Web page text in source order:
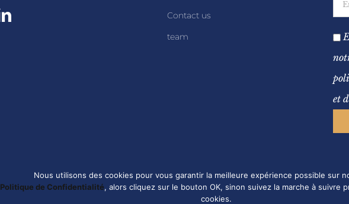
Contact us
team
et
Nous utilisons des cookies pour vous garantir la meilleure expérience possible sur
Politique de Confidentialité, alors cliquez sur le bouton OK, sinon suivez la marche à suivre
cookies.